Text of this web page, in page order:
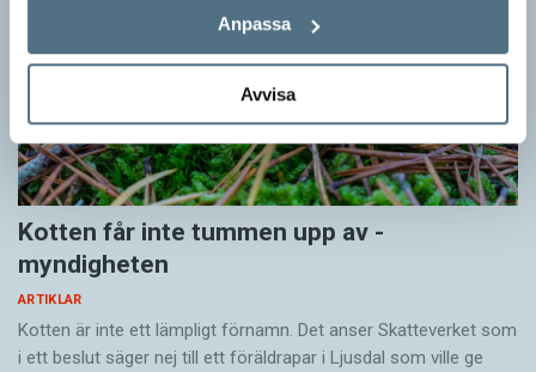
Anpassa
Avvisa
Kotten får inte tummen upp av ­
myndigheten
ARTIKLAR
Kotten är inte ett lämpligt förnamn. Det anser Skatte­verket som
i ett beslut säger nej till ett föräldra­par i Ljusdal som ville ge